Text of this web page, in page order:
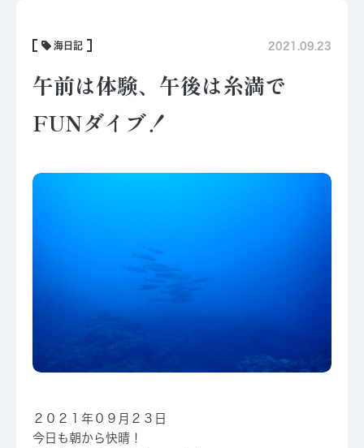
海日記 2021.09.23
午前は体験、午後は糸満で
FUNダイブ！
２０２１年０９月２３日
今日も朝から快晴！